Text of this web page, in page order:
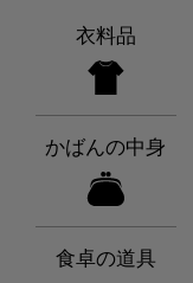
衣料品
かばんの中身
食卓の道具